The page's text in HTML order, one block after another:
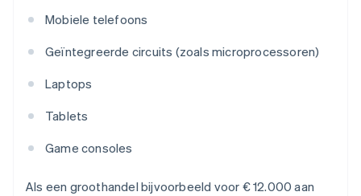
Mobiele telefoons
Geïntegreerde circuits (zoals microprocessoren)
Laptops
Tablets
Game consoles
Als een groothandel bijvoorbeeld voor € 12.000 aan